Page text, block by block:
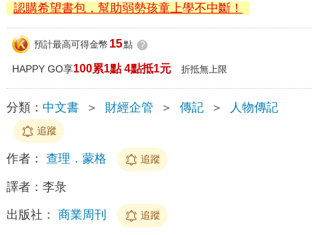
認購希望書包，幫助弱勢孩童上學不中斷！
預計最高可得金幣 15點 ?
HAPPY GO享100累1點 4點抵1元 折抵無上限
分類： 中文書 ＞ 財經企管 ＞ 傳記 ＞ 人物傳記
追蹤
作者： 查理．蒙格 追蹤
譯者： 李彔
出版社： 商業周刊 追蹤